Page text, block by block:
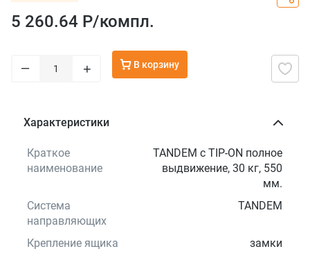
5 260.64 Р/компл.
– + В корзину
Характеристики
Краткое
наименование
TANDEM с TIP-ON полное
выдвижение, 30 кг, 550
мм.
Система
направляющих
TANDEM
Крепление ящика
замки